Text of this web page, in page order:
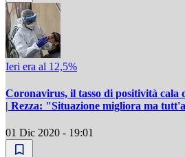
Ieri era al 12,5%
Coronavirus, il tasso di positività cala
| Rezza: "Situazione migliora ma
01 Dic 2020 - 19:01